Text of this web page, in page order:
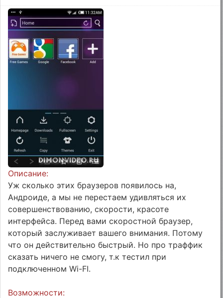
Описание:
Уж сколько этих браузеров появилось на,
Андроиде, а мы не перестаем удивляться их
совершенствованию, скорости, красоте
интерфейса. Перед вами скоростной браузер,
который заслуживает вашего внимания. Потому
что он действительно быстрый. Но про траффик
сказать ничего не смогу, т.к тестил при
подключенном Wi-FI.
Возможности: